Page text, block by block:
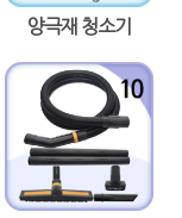
양극재 청소기